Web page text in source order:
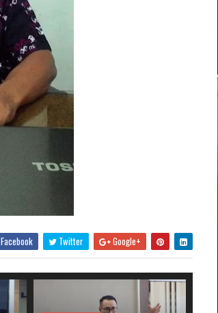
Facebook Twitter Google+